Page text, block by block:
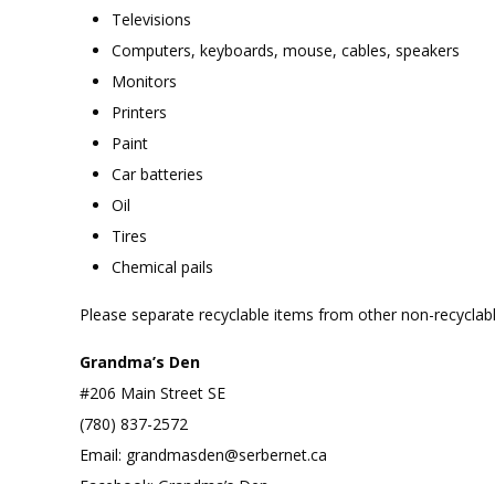
Televisions
Computers, keyboards, mouse, cables, speakers
Monitors
Printers
Paint
Car batteries
Oil
Tires
Chemical pails
Please separate recyclable items from other non-
Grandma’s Den
#206 Main Street SE
(780) 837-2572
Email: grandmasden@serbernet.ca